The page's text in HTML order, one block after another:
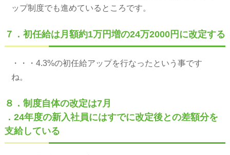
ップ制度でも進めているところです。
７．初任給は月額約1万円増の24万2000円に改定する
・・・4.3%の初任給アップを行なったという事です
ね。
８．制度自体の改定は7月
．24年度の新入社員にはすでに改定後との差額分を
支給している